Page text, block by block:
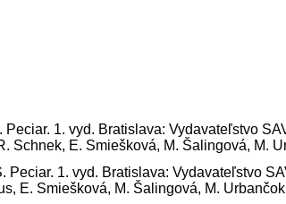
1. vyd. Bratislava: Vydavateľstvo
Schnek, E. Smiešková, M. Šalingová, M.
Peciar. 1. vyd. Bratislava: Vydavateľstvo
E. Smiešková, M. Šalingová, M.